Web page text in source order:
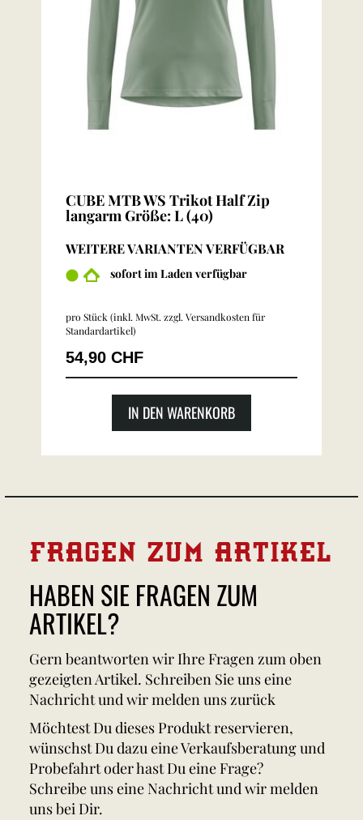
CUBE MTB WS Trikot Half Zip
langarm Größe: L (40)
WEITERE VARIANTEN VERFÜGBAR
sofort im Laden verfügbar
pro Stück (inkl. MwSt. zzgl.Versandkosten für
Standardartikel)
54,90 CHF
IN DEN WARENKORB
FRAGEN ZUM ARTIKEL
HABEN SIE FRAGEN ZUM
ARTIKEL?
Gern beantworten wir Ihre Fragen zum oben
gezeigten Artikel. Schreiben Sie uns eine
Nachricht und wir melden uns zurück
Möchtest Du dieses Produkt reservieren,
wünschst Du dazu eine Verkaufsberatung und
Probefahrt oder hast Du eine Frage?
Schreibe uns eine Nachricht und wir melden
uns bei Dir.